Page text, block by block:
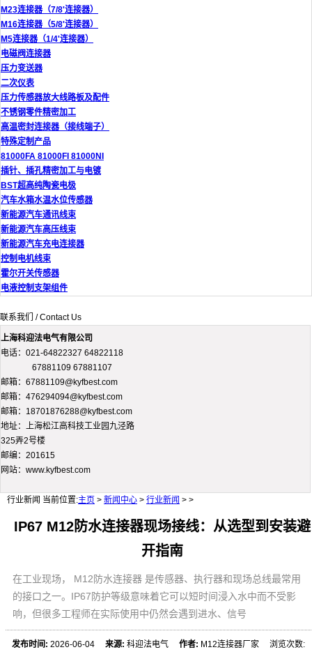
M23连接器（7/8'连接器）
M16连接器（5/8'连接器）
M5连接器（1/4'连接器）
电磁阀连接器
压力变送器
二次仪表
压力传感器放大线路板及配件
不锈钢零件精密加工
高温密封连接器（接线端子）
特殊定制产品
81000FA 81000FI 81000NI
插针、插孔精密加工与电镀
BST超高纯陶瓷电极
汽车水箱水温水位传感器
新能源汽车通讯线束
新能源汽车高压线束
新能源汽车充电连接器
控制电机线束
霍尔开关传感器
电液控制支架组件
联系我们 / Contact Us
上海科迎法电气有限公司
电话：021-64822327 64822118
67881109 67881107
邮箱：67881109@kyfbest.com
邮箱：476294094@kyfbest.com
邮箱：18701876288@kyfbest.com
地址：上海松江高科技工业园九泾路
325弄2号楼
邮编：201615
网站：www.kyfbest.com
行业新闻 当前位置:主页 > 新闻中心 > 行业新闻 > >
IP67 M12防水连接器现场接线：从选型到安装避
开指南
在工业现场， M12防水连接器 是传感器、执行器和现场总线最常用
的接口之一。IP67防护等级意味着它可以短时间浸入水中而不受影
响，但很多工程师在实际使用中仍然会遇到进水、信号
发布时间: 2026-06-04来源: 科迎法电气作者: M12连接器厂家 浏览次数: